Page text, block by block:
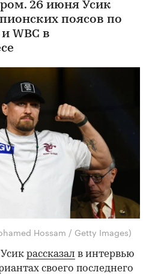
26 июня Усик
поясов по
WBC в
Hossam / Getty Images)
рассказал в интервью
своего последнего